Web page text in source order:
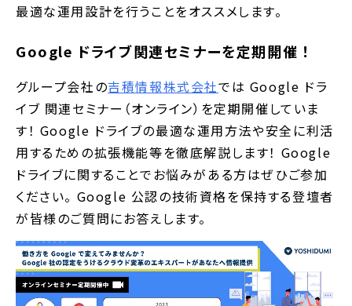
最適な運用設計を行うことをオススメします。
Google ドライブ関連セミナーを定期開催 ！
グループ会社の吉積情報株式会社では Google ドラ
イブ 関連セミナー（オンライン）を定期開催していま
す！ Google ドライブの最適な運用方法や安全に利活
用するための拡張機能等を徹底解説します！ Google
ドライブに関することでお悩みがある方はぜひご参加
ください。 Google 公認の技術資格を保持する登壇者
が皆様のご質問にお答えします。